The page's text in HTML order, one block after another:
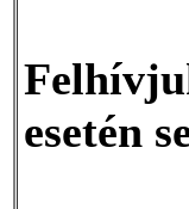
esetén